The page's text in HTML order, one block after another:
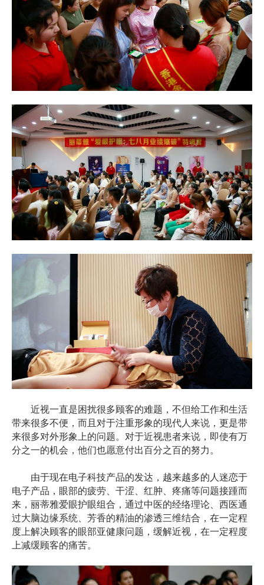
近视一直是困扰很多顾客的难题，不但给工作和生活
带来很多不便，而且对于注重形象的现代人来说，更是带
来很多对外形象上的问题。对于近视患者来说，即使有万
分之一的机会，他们也愿意付出百分之百的努力。
由于现在电子科技产品的发达，越来越多的人迷恋于
电子产品，眼部的疲劳、干涩、红肿、疼痛等问题接踵而
来，丽蒂雅爱眼护眼组合，通过中医的经络理论、西医通
过大脑边缘系统、芳香的精油的渗透三维结合，在一定程
度上解决顾客的眼部亚健康问题，缓解近视，在一定程度
上减缓顾客的痛苦。